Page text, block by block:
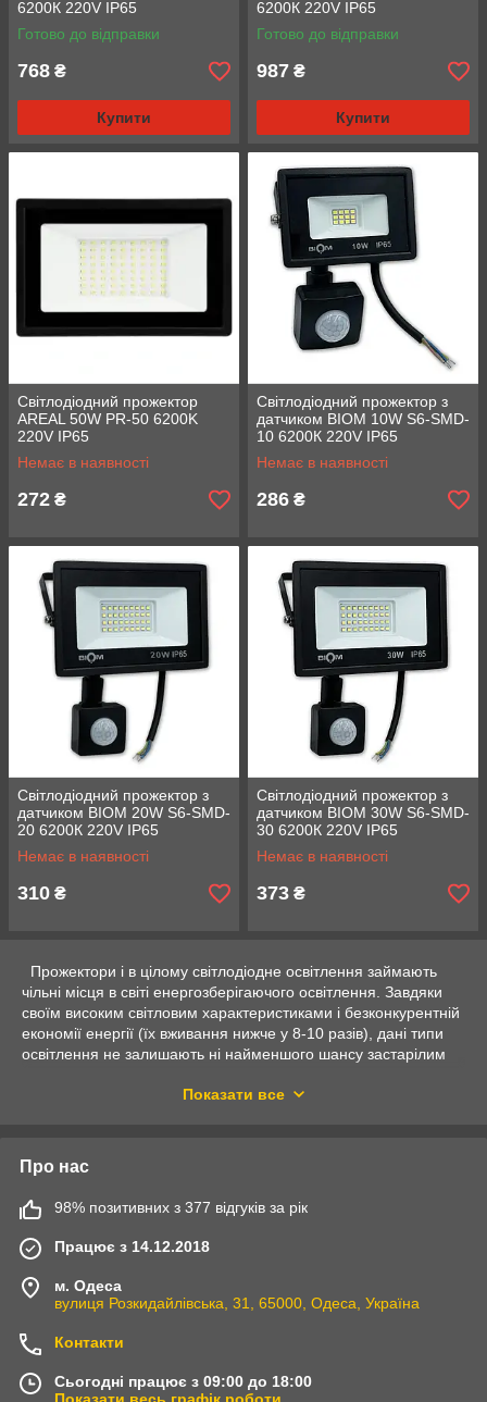
6200К 220V IP65
Готово до відправки
768 ₴
Купити
6200К 220V IP65
Готово до відправки
987 ₴
Купити
Світлодіодний прожектор
AREAL 50W PR-50 6200K
220V IP65
Немає в наявності
272 ₴
Світлодіодний прожектор з
датчиком BIOM 10W S6-SMD-
10 6200К 220V IP65
Немає в наявності
286 ₴
Світлодіодний прожектор з
датчиком BIOM 20W S6-SMD-
20 6200К 220V IP65
Немає в наявності
310 ₴
Світлодіодний прожектор з
датчиком BIOM 30W S6-SMD-
30 6200К 220V IP65
Немає в наявності
373 ₴
Прожектори і в цілому світлодіодне освітлення займають
чільні місця в світі енергозберігаючого освітлення. Завдяки
своїм високим світловим характеристиками і безконкурентній
економії енергії (їх вживання нижче у 8-10 разів), дані типи
освітлення не залишають ні найменшого шансу застарілим
галогенні і люмінесцентні лампи.
використовуються для різних комерційних цілей, так і
для побутових. Прожектором можна висвітлити всі що
завгодно. Фасад будинку, склад, ставок, басейн, галявину,
стоянку автомобіля і ще величезна кількість різних місць
застосування. Прожектори застосовуються для всіляких
маркетингових систем, білбордів, вітрин магазинів. Якщо вам
потрібно купити міцне, якісний пристрій освітлення, яке
працює незважаючи на впливу різноманітних моментів
ви потрапили за адресою.
Світлодіодні прожектори виділяються:
Показати все
Про нас
98% позитивних з 377 відгуків за рік
Працює з 14.12.2018
м. Одеса
вулиця Розкидайлівська, 31, 65000, Одеса, Україна
Контакти
Сьогодні працює з 09:00 до 18:00